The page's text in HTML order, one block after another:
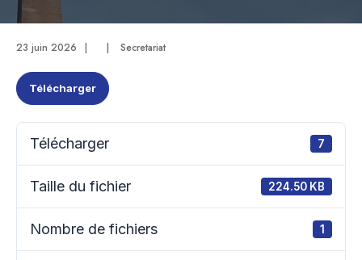
23 juin 2026 | | Secretariat
Télécharger
Télécharger 7
Taille du fichier 224.50 KB
Nombre de fichiers 1